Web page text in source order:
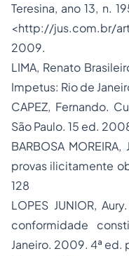
Teresina, ano 13, n.
<http://jus.com.br/
2009.
LIMA, Renato
Impetus: Rio de
CAPEZ, Fernando.
São Paulo. 15 ed.
BARBOSA
provas ilicitamente
128
LOPES JUNIOR, Aury.
conformidade
Janeiro. 2009. 4ª ed.